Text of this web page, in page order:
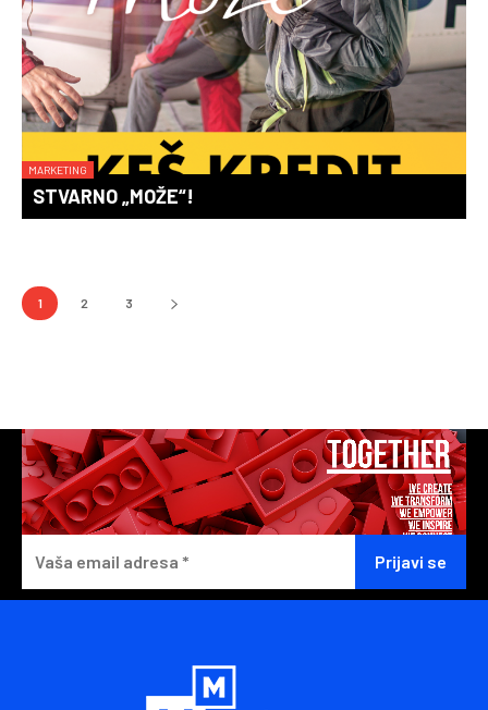
MARKETING
STVARNO „MOŽE“!
1 2 3